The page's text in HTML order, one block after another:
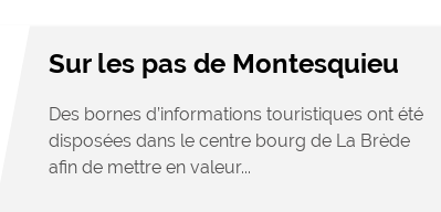
Sur les pas de Montesquieu
Des bornes d’informations touristiques ont été
disposées dans le centre bourg de La Brède
afin de mettre en valeur...